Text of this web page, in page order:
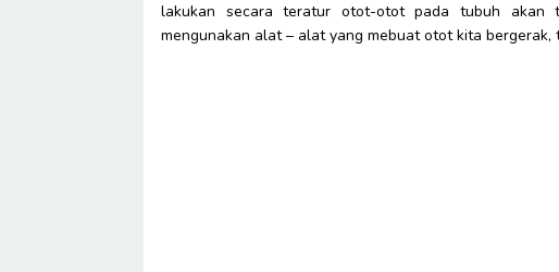
lakukan secara teratur otot-otot pada tubuh akan
mengunakan alat – alat yang mebuat otot kita bergerak,